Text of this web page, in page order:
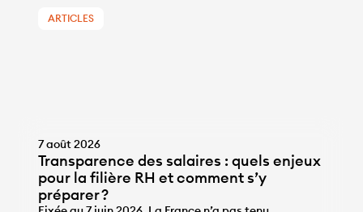
ARTICLES
7 août 2026
Transparence des salaires : quels enjeux
pour la filière RH et comment s’y
préparer ?